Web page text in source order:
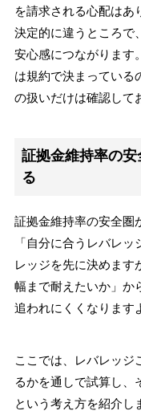
を請求される心配はあ
決定的に違うところで、
安心感につながります
は規約で決まっている
の扱いだけは確認して
証拠金維持率の
る
証拠金維持率の安全圏
「自分に合うレバレ
レッジを先に決めます
幅まで耐えたいか」か
追われにくくなります
ここでは、レバレッジ
るかを通しで試算し、
という考え方を紹介し